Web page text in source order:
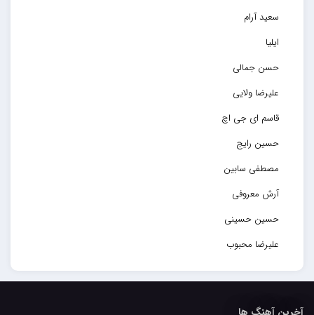
سعید آرام
ایلیا
حسن جمالی
علیرضا ولایی
قاسم ای جی اچ
حسین رایج
مصطفی سابین
آرش معروفی
حسین حسینی
علیرضا محبوب
حسین حصارکی